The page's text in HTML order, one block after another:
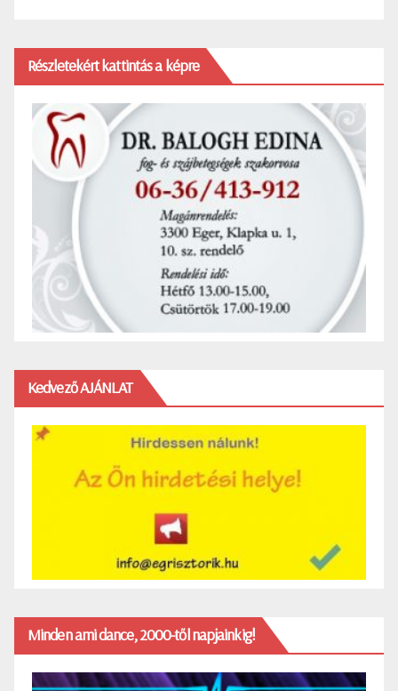
Részletekért kattintás a képre
Kedvező AJÁNLAT
Minden ami dance, 2000-től napjainkig!